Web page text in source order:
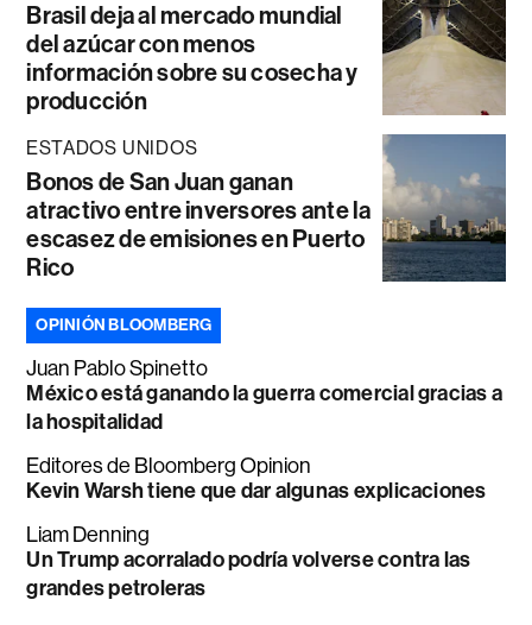
Brasil deja al mercado mundial
del azúcar con menos
información sobre su cosecha y
producción
ESTADOS UNIDOS
Bonos de San Juan ganan
atractivo entre inversores ante la
escasez de emisiones en Puerto
Rico
OPINIÓN BLOOMBERG
Juan Pablo Spinetto
México está ganando la guerra comercial gracias a
la hospitalidad
Editores de Bloomberg Opinion
Kevin Warsh tiene que dar algunas explicaciones
Liam Denning
Un Trump acorralado podría volverse contra las
grandes petroleras